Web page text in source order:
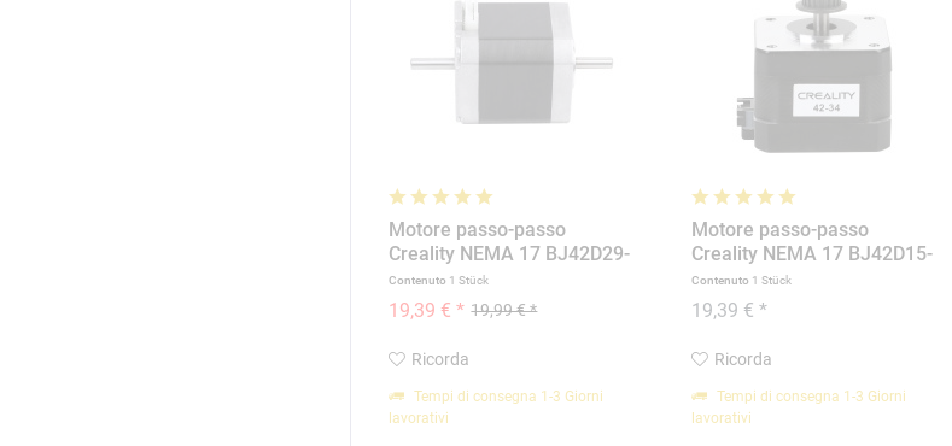
Motore passo-passo
Creality NEMA 17 BJ42D29-
16W01
Contenuto 1 Stück
19,99 € *
19,39 € *
Ricorda
Tempi di consegna 1-3 Giorni
lavorativi
Motore passo-passo
Creality NEMA 17 BJ42D15-
26V50
Contenuto 1 Stück
19,39 € *
Ricorda
Tempi di consegna 1-3 Giorni
lavorativi